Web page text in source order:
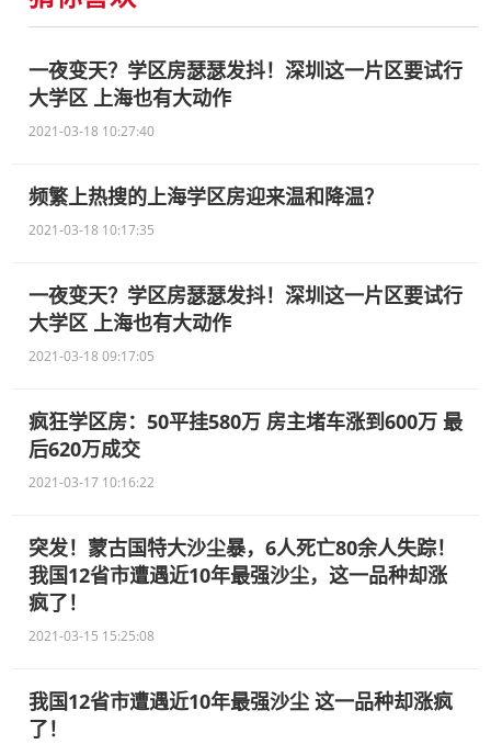
一夜变天？学区房瑟瑟发抖！深圳这一片区要试行
大学区 上海也有大动作
2021-03-18 10:27:40
频繁上热搜的上海学区房迎来温和降温？
2021-03-18 10:17:35
一夜变天？学区房瑟瑟发抖！深圳这一片区要试行
大学区 上海也有大动作
2021-03-18 09:17:05
疯狂学区房：50平挂580万 房主堵车涨到600万 最
后620万成交
2021-03-17 10:16:22
突发！蒙古国特大沙尘暴，6人死亡80余人失踪！
我国12省市遭遇近10年最强沙尘，这一品种却涨
疯了！
2021-03-15 15:25:08
我国12省市遭遇近10年最强沙尘 这一品种却涨疯
了！